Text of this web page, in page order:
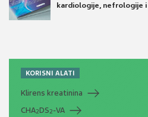
kardiologije, nefrologije
KORISNI ALATI
Klirens kreatinina
CHA2DS2-VA